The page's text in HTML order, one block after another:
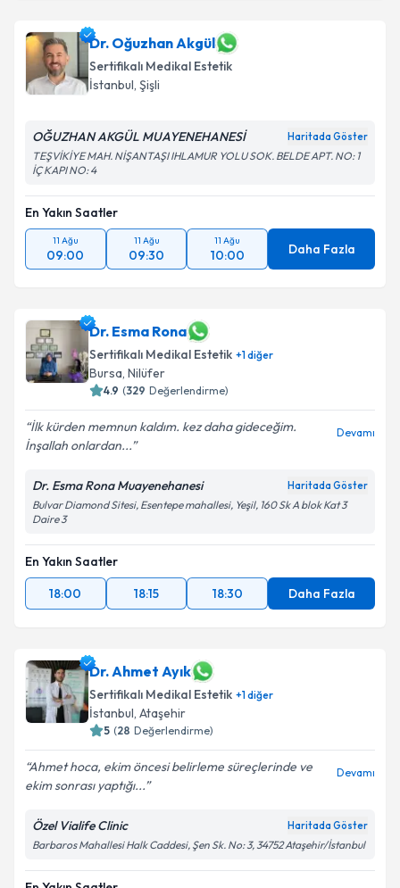
Dr. Oğuzhan Akgül
Sertifikalı Medikal Estetik
İstanbul, Şişli
OĞUZHAN AKGÜL MUAYENEHANESİ Haritada Göster
TEŞVİKİYE MAH. NİŞANTAŞI IHLAMUR YOLU SOK. BELDE APT. NO: 1
İÇ KAPI NO: 4
En Yakın Saatler
11 Ağu
09:00
11 Ağu
09:30
11 Ağu
10:00 Daha Fazla
Dr. Esma Rona
Sertifikalı Medikal Estetik +1diğer
Bursa, Nilüfer
4.9 (329 Değerlendirme)
İlk kürden memnun kaldım. kez daha gideceğim.
İnşallah onlardan...
Devamı
Dr. Esma Rona Muayenehanesi Haritada Göster
Bulvar Diamond Sitesi, Esentepe mahallesi, Yeşil, 160 Sk A blok Kat 3
Daire 3
En Yakın Saatler
18:00
18:15 18:30 Daha Fazla
Dr. Ahmet Ayık
Sertifikalı Medikal Estetik +1diğer
İstanbul, Ataşehir
5 (28 Değerlendirme)
Ahmet hoca, ekim öncesi belirleme süreçlerinde ve
ekim sonrası yaptığı...
Devamı
Özel Vialife Clinic Haritada Göster
Barbaros Mahallesi Halk Caddesi, Şen Sk. No: 3, 34752 Ataşehir/İstanbul